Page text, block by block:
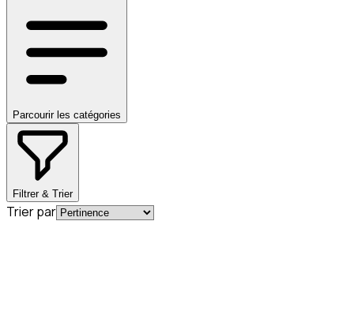
Parcourir les catégories
Filtrer & Trier
Trier par